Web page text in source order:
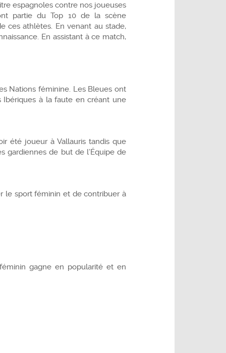
espagnoles contre nos joueuses
partie du Top 10 de la scène
ces athlètes. En venant au stade,
En assistant à ce match,
Nations féminine. Les Bleues ont
Ibériques à la faute en créant une
été joueur à Vallauris tandis que
gardiennes de but de l’Équipe de
le sport féminin et de contribuer à
gagne en popularité et en